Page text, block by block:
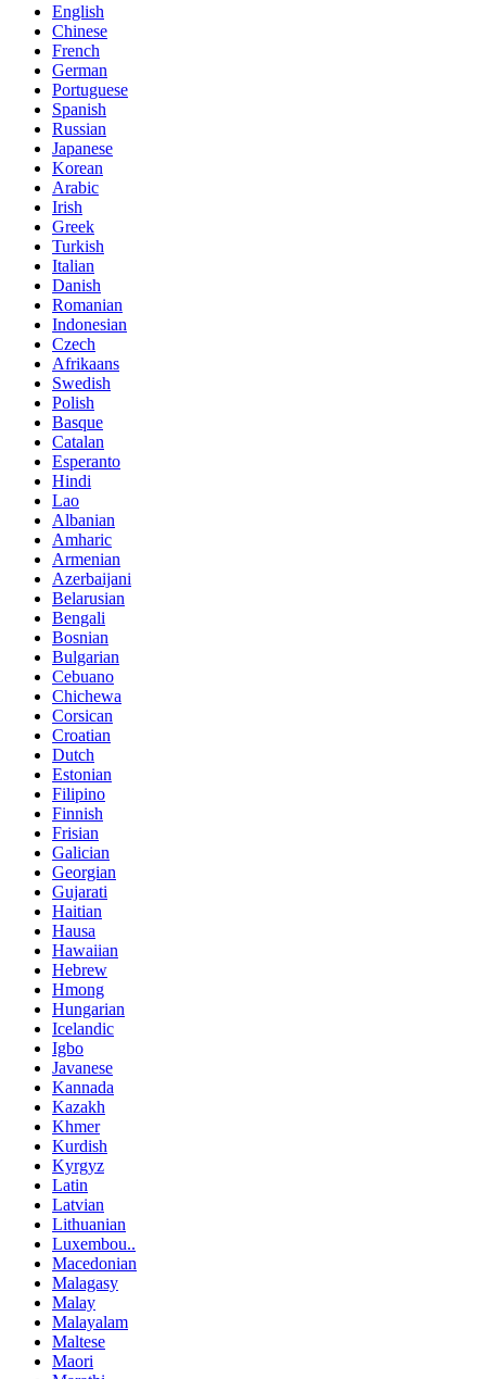
English
Chinese
French
German
Portuguese
Spanish
Russian
Japanese
Korean
Arabic
Irish
Greek
Turkish
Italian
Danish
Romanian
Indonesian
Czech
Afrikaans
Swedish
Polish
Basque
Catalan
Esperanto
Hindi
Lao
Albanian
Amharic
Armenian
Azerbaijani
Belarusian
Bengali
Bosnian
Bulgarian
Cebuano
Chichewa
Corsican
Croatian
Dutch
Estonian
Filipino
Finnish
Frisian
Galician
Georgian
Gujarati
Haitian
Hausa
Hawaiian
Hebrew
Hmong
Hungarian
Icelandic
Igbo
Javanese
Kannada
Kazakh
Khmer
Kurdish
Kyrgyz
Latin
Latvian
Lithuanian
Luxembou..
Macedonian
Malagasy
Malay
Malayalam
Maltese
Maori